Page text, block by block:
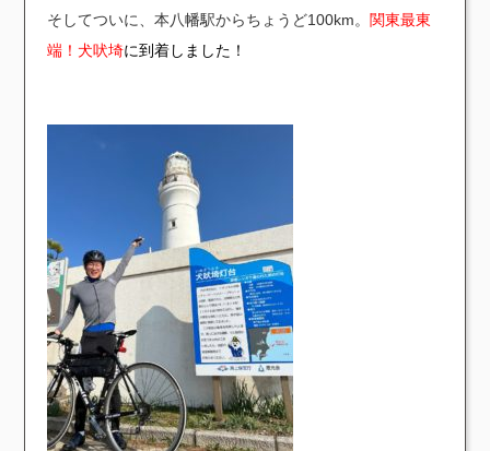
そしてついに、本八幡駅からちょうど100km。 関東最東
端！犬吠埼に到着しました！